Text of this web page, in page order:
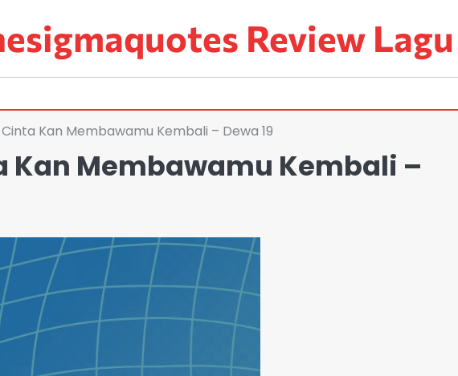
Review
Kan Membawamu Kembali – Dewa 19
Kan Membawamu Kembali –